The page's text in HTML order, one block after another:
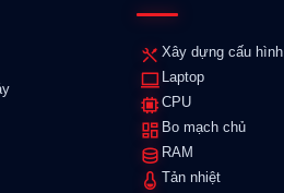
Xây dựng cấu hình
Laptop
CPU
Bo mạch chủ
RAM
Tản nhiệt